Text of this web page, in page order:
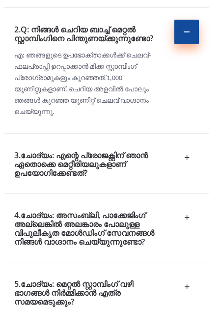
2.Q: നിങ്ങൾ ചെറിയ ബാച്ച് മെറ്റൽ
സ്റ്റാമ്പിംഗിനെ പിന്തുണയ്ക്കുന്നുണ്ടോ?
എ: ഞങ്ങളുടെ ഉപഭോക്താക്കൾക്ക് ചെലവ്-
ഫലപ്രാപ്തി ഉറപ്പാക്കാൻ മിക്ക സ്റ്റാമ്പിംഗ്
പ്രോഗ്രാമുകളും കുറഞ്ഞത് 1,000
യൂണിറ്റുകളാണ്. ചെറിയ അളവിൽ പോലും
ഞങ്ങൾ കുറഞ്ഞ യൂണിറ്റ് ചെലവ് വാഗ്ദാനം
ചെയ്യുന്നു.
3.ചോദ്യം: എന്റെ പ്രോജക്റ്റിന് ഞാൻ
ഏതൊക്കെ മെറ്റീരിയലുകളാണ്
ഉപയോഗിക്കേണ്ടത്?
+
4.ചോദ്യം: അസംബ്ലി, പാക്കേജിംഗ്
അല്ലെങ്കിൽ അലങ്കാരം പോലുള്ള
വിപുലീകൃത മോൾഡിംഗ് സേവനങ്ങൾ
നിങ്ങൾ വാഗ്ദാനം ചെയ്യുന്നുണ്ടോ?
+
5.ചോദ്യം: മെറ്റൽ സ്റ്റാമ്പിംഗ് വഴി
ഭാഗങ്ങൾ നിർമ്മിക്കാൻ എത്ര
സമയമെടുക്കും?
+